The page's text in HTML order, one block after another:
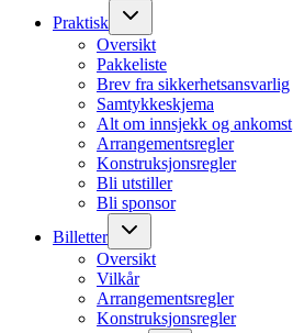
Praktisk
Oversikt
Pakkeliste
Brev fra sikkerhetsansvarlig
Samtykkeskjema
Alt om innsjekk og ankomst
Arrangementsregler
Konstruksjonsregler
Bli utstiller
Bli sponsor
Billetter
Oversikt
Vilkår
Arrangementsregler
Konstruksjonsregler